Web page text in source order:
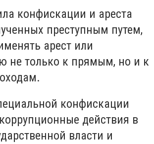
конфискации и ареста
преступным путем,
арест или
не только к прямым, но и к
конфискации
действия в
власти и